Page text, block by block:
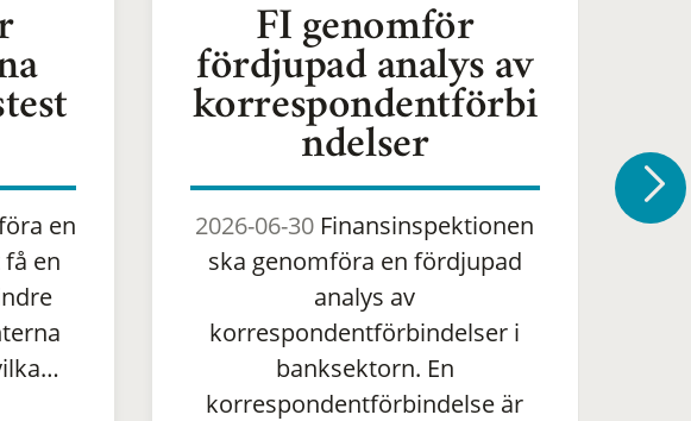
en
en
FI genomför
fördjupad analys av
korrespondentförbi
ndelser
2026-06-30 Finansinspektionen
ska genomföra en fördjupad
analys av
korrespondentförbindelser i
banksektorn. En
korrespondentförbindelse är